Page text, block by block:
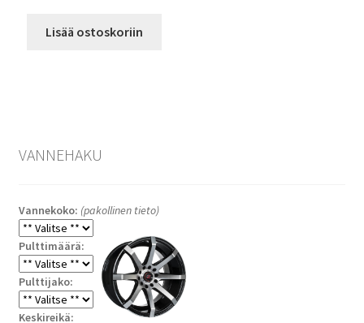
Lisää ostoskoriin
VANNEHAKU
Vannekoko: (pakollinen tieto)
Pulttimäärä:
Pulttijako:
Keskireikä: